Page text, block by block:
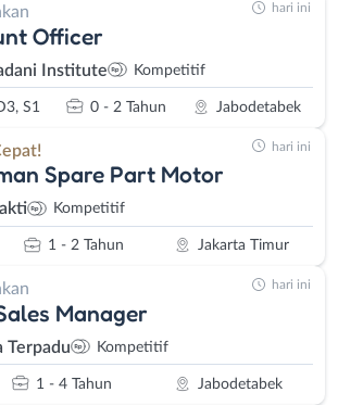
Officer
Institute Kompetitif
S1 0 - 2 Tahun Jabodetabek
hari ini
Spare Part Motor
Kompetitif
1 - 2 Tahun Jakarta Timur
hari ini
Manager
Terpadu Kompetitif
1 - 4 Tahun Jabodetabek
hari ini